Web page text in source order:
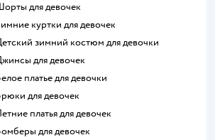
Шорты для девочек
Зимние куртки для девочек
Детский зимний костюм для девочки
Джинсы для девочек
Белое платье для девочки
Брюки для девочек
Летние платья для девочек
Бомберы для девочек